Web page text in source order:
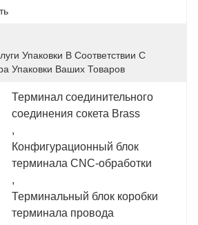
Упаковки В Соответствии С
Упаковки Ваших Товаров
Терминал соединительного
соединения сокета Brass
,
Конфигурационный блок
терминала CNC-обработки
,
Терминальный блок коробки
терминала провода